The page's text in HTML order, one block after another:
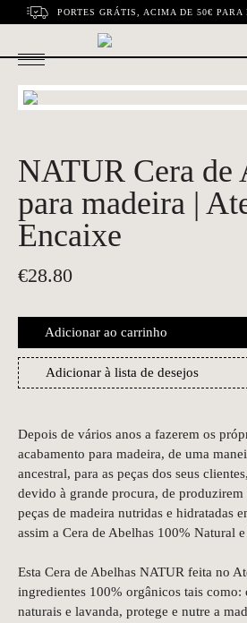
PORTES GRÁTIS, ACIMA DE 50€ PARA
NATUR Cera de
para madeira |
Encaixe
€28.80
Adicionar ao carrinho
Adicionar à lista de desejos
Depois de vários anos a fazerem os
acabamento para madeira, de uma
ancestral, para as peças dos seus
devido à grande procura, de produzirem
peças de madeira nutridas e hidratadas
assim a Cera de Abelhas 100% Natural
Esta Cera de Abelhas NATUR feita no
ingredientes 100% orgânicos tais como:
naturais e lavanda, protege e nutre a